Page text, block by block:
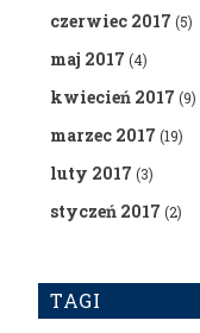
czerwiec 2017 (5)
maj 2017 (4)
kwiecień 2017 (9)
marzec 2017 (19)
luty 2017 (3)
styczeń 2017 (2)
TAGI